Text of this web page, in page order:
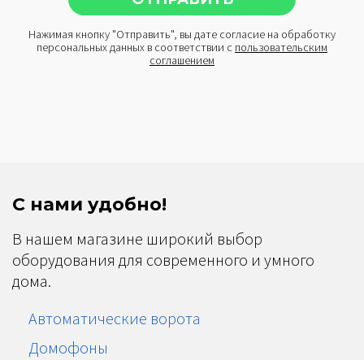
Нажимая кнопку "Отправить", вы дате согласие на обработку
персональных данных в соответствии с пользовательским
соглашением
С нами удобно!
В нашем магазине широкий выбор
оборудования для современного и умного
дома.
Автоматические ворота
Домофоны